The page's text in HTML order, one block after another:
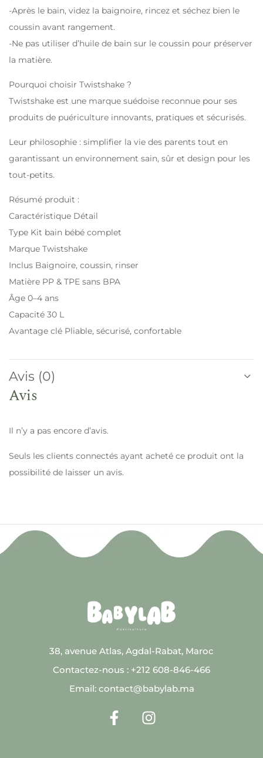
-Après le bain, videz la baignoire, rincez et séchez bien le
coussin avant rangement.
-Ne pas utiliser d’huile de bain sur le coussin pour préserver
la matière.
Pourquoi choisir Twistshake ?
Twistshake est une marque suédoise reconnue pour ses
produits de puériculture innovants, pratiques et sécurisés.
Leur philosophie : simplifier la vie des parents tout en
garantissant un environnement sain, sûr et design pour les
tout-petits.
Résumé produit :
Caractéristique Détail
Type Kit bain bébé complet
Marque Twistshake
Inclus Baignoire, coussin, rinser
Matière PP & TPE sans BPA
Âge 0–4 ans
Capacité 30 L
Avantage clé Pliable, sécurisé, confortable
Avis (0)
Avis
Il n’y a pas encore d’avis.
Seuls les clients connectés ayant acheté ce produit ont la
possibilité de laisser un avis.
38, avenue Atlas, Agdal-Rabat, Maroc
Contactez-nous : +212 608-846-466
Email: contact@babylab.ma